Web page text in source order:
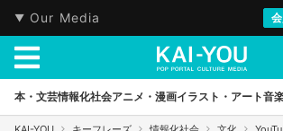
Our Media
本・文芸情報化社会アニメ・漫画イラスト・アート音